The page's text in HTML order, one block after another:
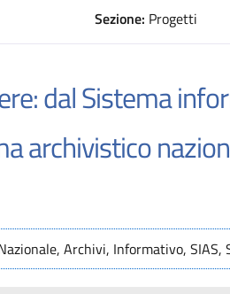
Sezione: Progetti
dal Sistema
archivistico
Archivi, Informativo,